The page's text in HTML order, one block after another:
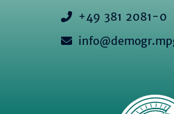
+49 381 2081-0